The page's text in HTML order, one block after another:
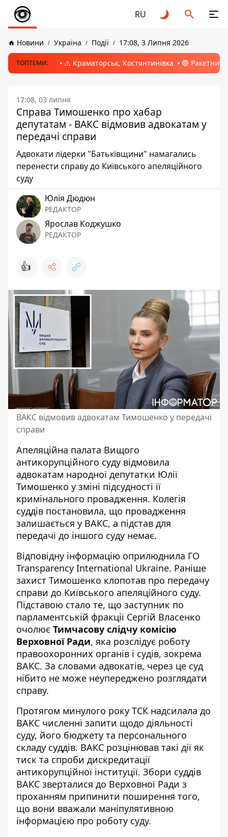
RU
Новини Україна Події 17:08, 3 Липня 2026
ТОПТЕМИ: ⚠️ Краматорськ, Костянтинівка 🔴 Ракетний
17:08, 03 липня
Справа Тимошенко про хабар
депутатам - ВАКС відмовив адвокатам у
передачі справи
Адвокати лідерки "Батьківщини" намагались
перенести справу до Київського апеляційного
суду
Юлія Дюдюн
РЕДАКТОР
Ярослав Коджушко
РЕДАКТОР
👍
ВАКС відмовив адвокатам Тимошенко у передачі
справи
Апеляційна палата Вищого
антикорупційного суду відмовила
адвокатам народної депутатки Юлії
Тимошенко у зміні підсудності її
кримінального провадження. Колегія
суддів постановила, що провадження
залишається у ВАКС, а підстав для
передачі до іншого суду немає.
Відповідну інформацію оприлюднила ГО
Transparency International Ukraine. Раніше
захист Тимошенко клопотав про передачу
справи до Київського апеляційного суду.
Підставою стало те, що заступник по
парламентській фракції Сергій Власенко
очолює Тимчасову слідчу комісію
Верховної Ради, яка розслідує роботу
правоохоронних органів і судів, зокрема
ВАКС. За словами адвокатів, через це суд
нібито не може неупереджено розглядати
справу.
Протягом минулого року ТСК надсилала до
ВАКС численні запити щодо діяльності
суду, його бюджету та персонального
складу суддів. ВАКС розцінював такі дії як
тиск та спроби дискредитації
антикорупційної інституції. Збори суддів
ВАКС зверталися до Верховної Ради з
проханням припинити поширення того,
що вони вважали маніпулятивною
інформацією про роботу суду.